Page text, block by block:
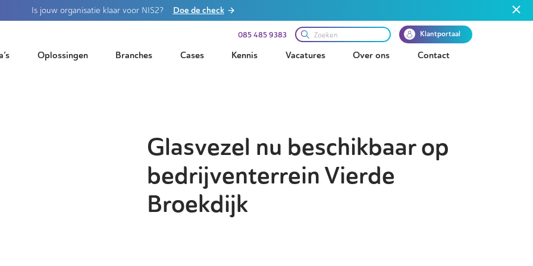
Is jouw organisatie klaar voor NIS2? Doe de check
085 485 9383 Klantportaal
Oplossingen Branches Cases Kennis Vacatures Over ons Contact
Glasvezel nu beschikbaar op
bedrijventerrein Vierde
Broekdijk